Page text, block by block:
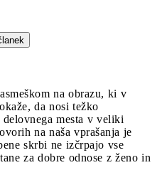
na obrazu, ki v
da nosi težko
mesta v veliki
na naša vprašanja je
skrbi ne izčrpajo vse
za dobre odnose z ženo in